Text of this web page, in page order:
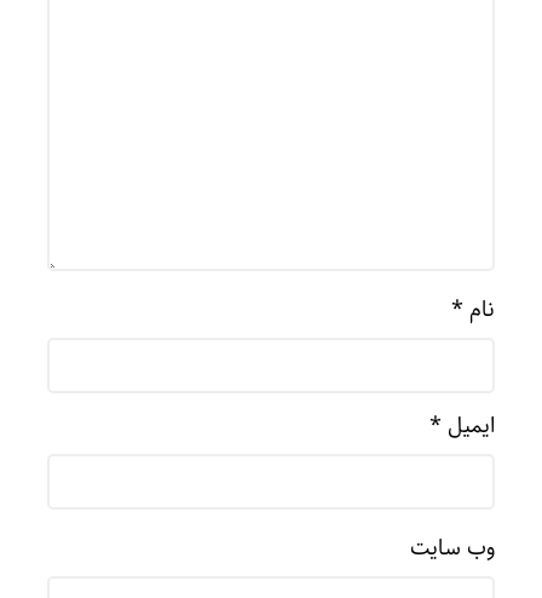
نام *
ایمیل *
وب‌ سایت